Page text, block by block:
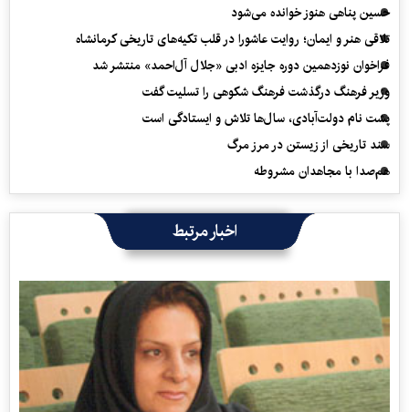
حسین پناهی هنوز خوانده می‌شود
تلاقی هنر و ایمان؛ روایت عاشورا در قلب تکیه‌های تاریخی کرمانشاه
فراخوان نوزدهمین دوره جایزه ادبی «جلال آل‌احمد» منتشر شد
وزیر فرهنگ درگذشت فرهنگ شکوهی را تسلیت گفت
پشت نام دولت‌آبادی، سال‌ها تلاش و ایستادگی است
سند تاریخی از زیستن در مرز مرگ
هم‌صدا با مجاهدان مشروطه
اخبار مرتبط